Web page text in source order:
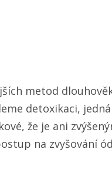
metod
detoxikaci,
že je ani
na zvyšování